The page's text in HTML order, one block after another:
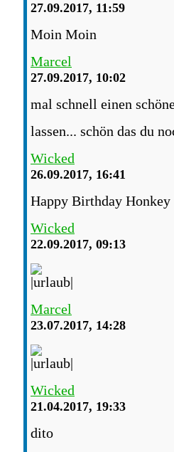
27.09.2017, 11:59
Moin Moin
Marcel
27.09.2017, 10:02
mal schnell einen
lassen... schön das du
Wicked
26.09.2017, 16:41
Happy Birthday Honkey
Wicked
22.09.2017, 09:13
Marcel
23.07.2017, 14:28
Wicked
21.04.2017, 19:33
dito